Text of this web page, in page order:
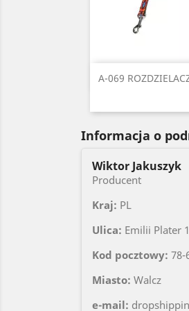
A-069 Szybki
Informacja o
Wiktor Jakuszyk
Producent
Kraj: PL
Ulica: Emilii Plater
Kod pocztowy: 78-
Miasto: Walcz
e-mail: